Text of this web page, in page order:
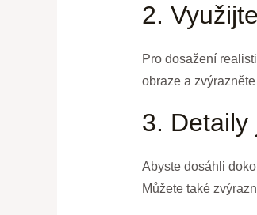
2.
Pro dosažení
obraze a
3. Detaily
Abyste dosáhli
Můžete také